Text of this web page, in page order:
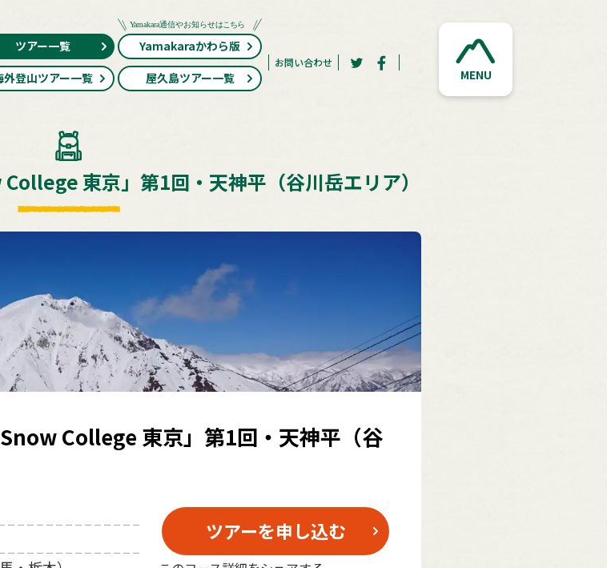
ツアー一覧
Yamakaraかわら版
外登山ツアー一覧
屋久島ツアー一覧
お問い合わせ
MENU
東京」第1回・天神平（谷川岳エリア）
College 東京」第1回・天神平（谷
ツアーを申し込む